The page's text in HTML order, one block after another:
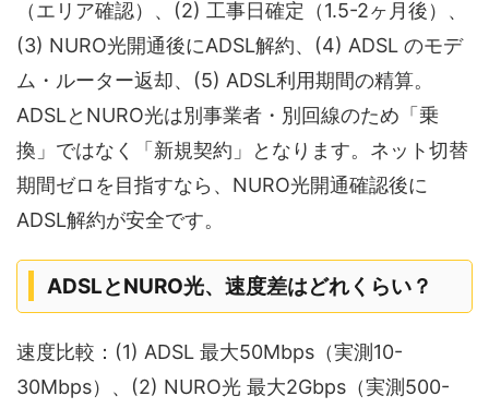
（エリア確認）、(2) 工事日確定（1.5-2ヶ月後）、
(3) NURO光開通後にADSL解約、(4) ADSL のモデ
ム・ルーター返却、(5) ADSL利用期間の精算。
ADSLとNURO光は別事業者・別回線のため「乗
換」ではなく「新規契約」となります。ネット切替
期間ゼロを目指すなら、NURO光開通確認後に
ADSL解約が安全です。
ADSLとNURO光、速度差はどれくらい？
速度比較：(1) ADSL 最大50Mbps（実測10-
30Mbps）、(2) NURO光 最大2Gbps（実測500-